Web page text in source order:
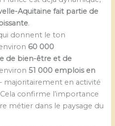
Aquitaine fait partie de
.
donnent le ton
60 000
de bien-être et de
51 000 emplois en
majoritairement en activité
confirme l’importance
métier dans le paysage du